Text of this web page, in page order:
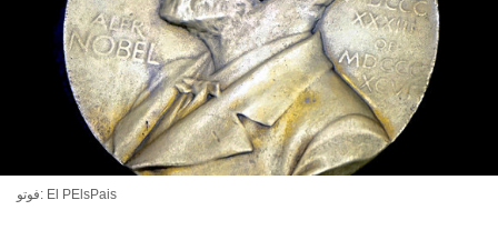
فوتو: El PElsPais